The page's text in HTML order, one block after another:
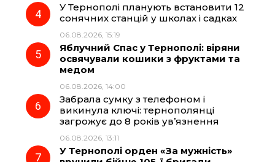
У Тернополі планують встановити 12
сонячних станцій у школах і садках
06.08.2026, 15:19
Яблучний Спас у Тернополі: віряни
освячували кошики з фруктами та
медом
06.08.2026, 14:00
Забрала сумку з телефоном і
викинула ключі: тернополянці
загрожує до 8 років ув’язнення
06.08.2026, 13:11
У Тернополі орден «За мужність»